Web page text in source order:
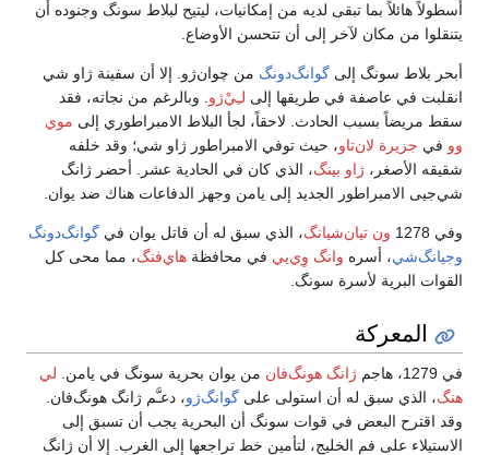
أسطولاً هائلاً بما تبقى لديه من إمكانيات، ليتيح لبلاط سونگ وجنوده أن
يتنقلوا من مكان لآخر إلى أن تتحسن الأوضاع.
أبحر بلاط سونگ إلى گوانگ‌دونگ من چوان‌ژو. إلا أن سفينة ژاو شي
انقلبت في عاصفة في طريقها إلى لـِيْ‌ژو. وبالرغم من نجاته، فقد
سقط مريضاً بسبب الحادث. لاحقاً، لجأ البلاط الامبراطوري إلى موي
وو في جزيرة لان‌تاو، حيث توفي الامبراطور ژاو شي؛ وقد خلفه
شقيقه الأصغر، ژاو بينگ، الذي كان في الحادية عشر. أحضر ژانگ
شي‌جيى الامبراطور الجديد إلى يامن وجهز الدفاعات هناك ضد يوان.
وفي 1278 ون تيان‌شيانگ، الذي سبق له أن قاتل يوان في گوانگ‌دونگ
وجيانگ‌شي، أسره وانگ وِي‌يي في محافظة هاي‌فنگ، مما محى كل
القوات البرية لأسرة سونگ.
المعركة
في 1279، هاجم ژانگ هونگ‌فان من يوان بحرية سونگ في يامن. لي
هنگ، الذي سبق له أن استولى على گوانگ‌ژو، دعـَّم ژانگ هونگ‌فان.
وقد اقترح البعض في قوات سونگ أن البحرية يجب أن تسبق إلى
الاستيلاء على فم الخليج، لتأمين خط تراجعها إلى الغرب. إلا أن ژانگ